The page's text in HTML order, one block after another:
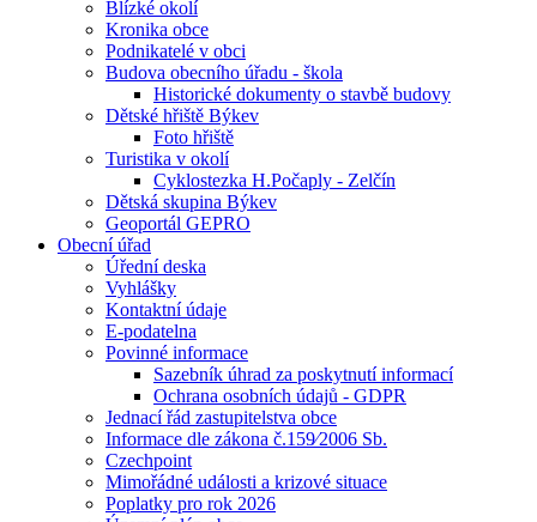
Blízké okolí
Kronika obce
Podnikatelé v obci
Budova obecního úřadu - škola
Historické dokumenty o stavbě budovy
Dětské hřiště Býkev
Foto hřiště
Turistika v okolí
Cyklostezka H.Počaply - Zelčín
Dětská skupina Býkev
Geoportál GEPRO
Obecní úřad
Úřední deska
Vyhlášky
Kontaktní údaje
E-podatelna
Povinné informace
Sazebník úhrad za poskytnutí informací
Ochrana osobních údajů - GDPR
Jednací řád zastupitelstva obce
Informace dle zákona č.159⁄2006 Sb.
Czechpoint
Mimořádné události a krizové situace
Poplatky pro rok 2026